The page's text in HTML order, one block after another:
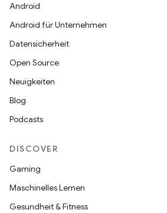
Android
Android für Unternehmen
Datensicherheit
Open Source
Neuigkeiten
Blog
Podcasts
DISCOVER
Gaming
Maschinelles Lernen
Gesundheit & Fitness